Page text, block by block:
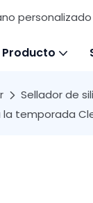
Producto
Sellador de
temporada